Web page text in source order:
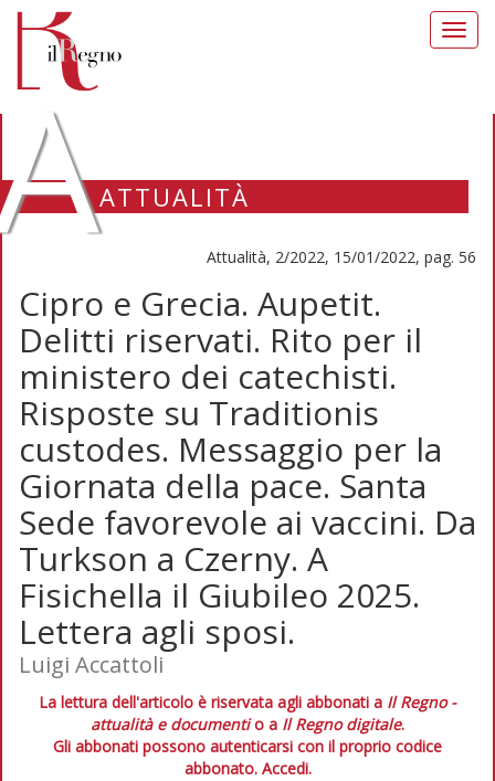
ATTUALITÀ
Attualità, 2/2022, 15/01/2022, pag. 56
Cipro e Grecia. Aupetit.
Delitti riservati. Rito per il
ministero dei catechisti.
Risposte su Traditionis
custodes. Messaggio per la
Giornata della pace. Santa
Sede favorevole ai vaccini. Da
Turkson a Czerny. A
Fisichella il Giubileo 2025.
Lettera agli sposi.
Luigi Accattoli
La lettura dell'articolo è riservata agli abbonati a Il Regno -
attualità e documentio a Il Regno digitale.
Gli abbonati possono autenticarsi con il proprio codice
abbonato. Accedi.